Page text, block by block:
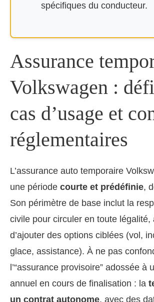
spécifiques du conducteur.
Assurance
Volkswagen :
cas d’usage et
réglementaires
L’assurance auto temporaire
une période courte et prédéfinie,
Son périmètre de base inclut la
civile pour circuler en toute légalité,
d’ajouter des options ciblées (vol,
glace, assistance). À ne pas
l’“assurance provisoire” adossée à
annuel en cours de finalisation : la
un contrat autonome, avec des